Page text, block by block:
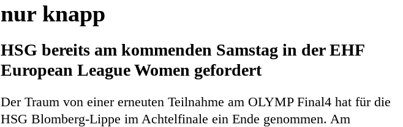
nur knapp
HSG bereits am kommenden Samstag in der EHF
European League Women gefordert
Der Traum von einer erneuten Teilnahme am OLYMP Final4 hat für die
HSG Blomberg-Lippe im Achtelfinale ein Ende genommen. Am